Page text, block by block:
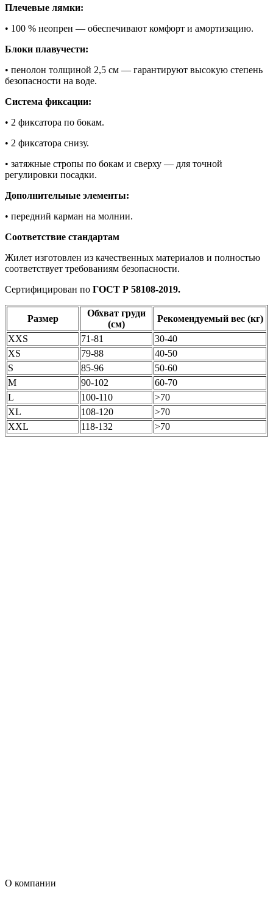
Плечевые лямки:
• 100 % неопрен — обеспечивают комфорт и амортизацию.
Блоки плавучести:
• пенолон толщиной 2,5 см — гарантируют высокую степень
безопасности на воде.
Система фиксации:
• 2 фиксатора по бокам.
• 2 фиксатора снизу.
• затяжные стропы по бокам и сверху — для точной
регулировки посадки.
Дополнительные элементы:
• передний карман на молнии.
Соответствие стандартам
Жилет изготовлен из качественных материалов и полностью
соответствует требованиям безопасности.
Сертифицирован по ГОСТ Р 58108-2019.
Размер
Обхват груди
(см)
Рекомендуемый вес (кг)
XXS
71-81
30-40
XS
79-88
40-50
S
85-96
50-60
M
90-102
60-70
L
100-110
>70
XL
108-120
>70
XXL
118-132 >70
О компании